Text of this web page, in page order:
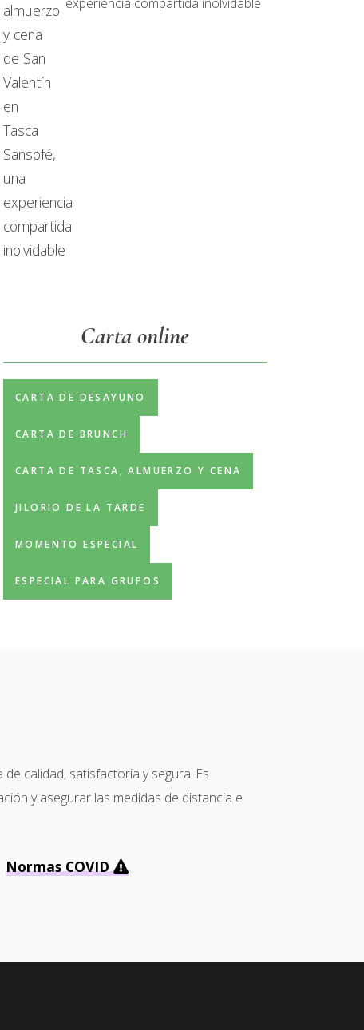
Carta online
CARTA DE DESAYUNO
CARTA DE BRUNCH
CARTA DE TASCA, ALMUERZO Y CENA
JILORIO DE LA TARDE
MOMENTO ESPECIAL
ESPECIAL PARA GRUPOS
calidad, satisfactoria y segura. Es
y asegurar las medidas de distancia e
Normas COVID